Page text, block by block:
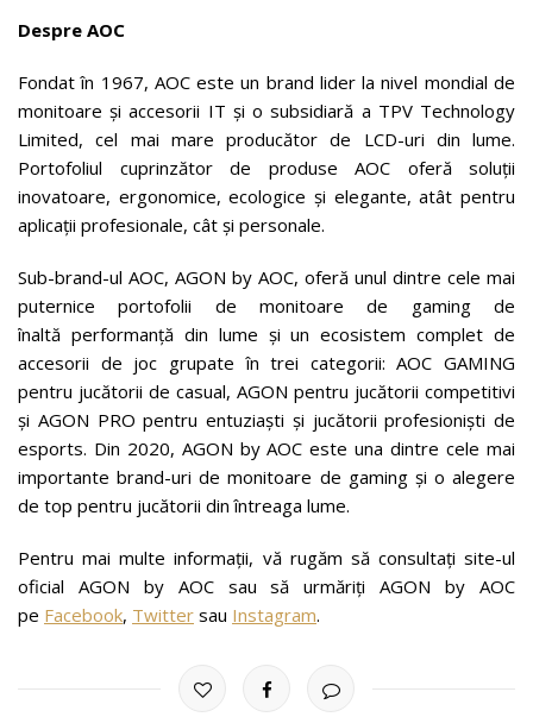
Despre AOC
Fondat în 1967, AOC este un brand lider la nivel mondial de
monitoare și accesorii IT și o subsidiară a TPV Technology
Limited, cel mai mare producător de LCD-uri din lume.
Portofoliul cuprinzător de produse AOC oferă soluții
inovatoare, ergonomice, ecologice și elegante, atât pentru
aplicații profesionale, cât și personale.
Sub-brand-ul AOC, AGON by AOC, oferă unul dintre cele mai
puternice portofolii de monitoare de gaming de
înaltă performanță din lume și un ecosistem complet de
accesorii de joc grupate în trei categorii: AOC GAMING
pentru jucătorii de casual, AGON pentru jucătorii competitivi
și AGON PRO pentru entuziaști și jucătorii profesioniști de
esports. Din 2020, AGON by AOC este una dintre cele mai
importante brand-uri de monitoare de gaming și o alegere
de top pentru jucătorii din întreaga lume.
Pentru mai multe informații, vă rugăm să consultați site-ul
oficial AGON by AOC sau să urmăriți AGON by AOC
pe Facebook, Twitter sau Instagram.